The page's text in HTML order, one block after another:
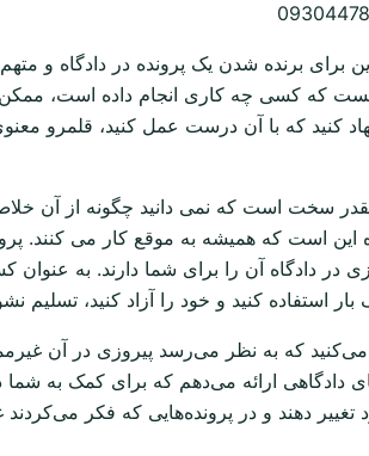
برای برنده شدن یک پرونده در
که کسی چه کاری انجام داده است،
کنید که با آن درست عمل کنید، قلمرو
سخت است که نمی دانید چگونه از آن
است که همیشه به موقع کار می کنند.
دادگاه آن را برای شما دارند. به
استفاده کنید و خود را آزاد کنید، تسلیم
می‌کنید که به نظر می‌رسد پیروزی در آن
دادگاهی ارائه می‌دهم که برای کمک به
دهند و در پرونده‌هایی که فکر